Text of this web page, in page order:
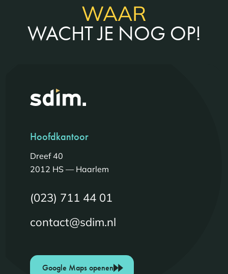
WAAR
WACHT JE NOG OP!
Hoofdkantoor
Dreef 40
2012 HS — Haarlem
(023) 711 44 01
contact@sdim.nl
Google Maps openen